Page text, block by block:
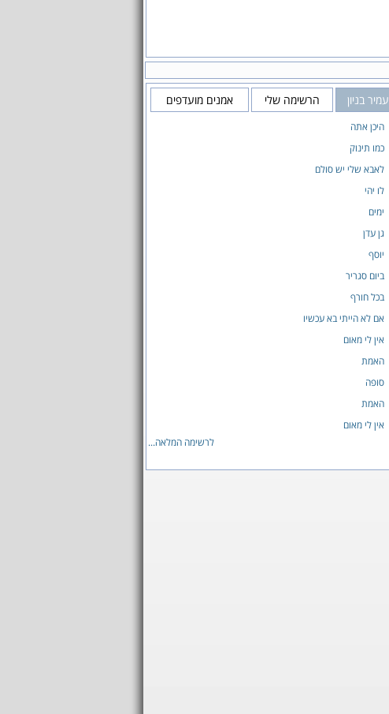
עמיר בניון הרשימה שלי אמנים מועדפים
היכן אתה
כמו תינוק
לאבא שלי יש סולם
לו יהי
ימים
גן עדן
יוסף
ביום סגריר
בכל חורף
אם לא הייתי בא עכשיו
אין לי מאום
האמת
סופה
האמת
אין לי מאום
לרשימה המלאה...